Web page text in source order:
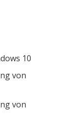
10
von
von